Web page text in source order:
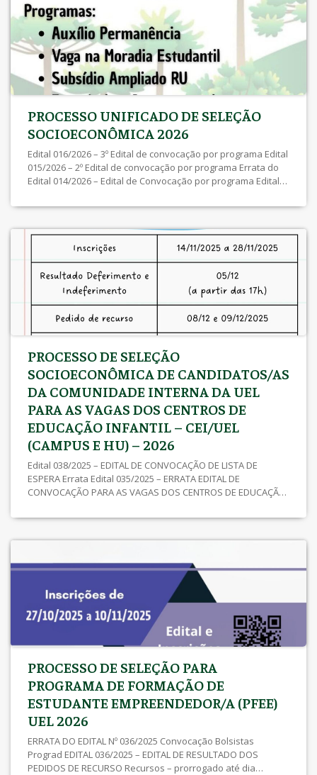
PROCESSO UNIFICADO DE SELEÇÃO
SOCIOECONÔMICA 2026
Edital 016/2026 – 3º Edital de convocação por programa Edital
015/2026 – 2º Edital de convocação por programa Errata do
Edital 014/2026 – Edital de Convocação por programa Edital
013/2026 – Resultado dos Recursos Pedido de Recurso
Deferidas e Indeferidas […]
PROCESSO DE SELEÇÃO
SOCIOECONÔMICA DE CANDIDATOS/AS
DA COMUNIDADE INTERNA DA UEL
PARA AS VAGAS DOS CENTROS DE
EDUCAÇÃO INFANTIL – CEI/UEL
(CAMPUS E HU) – 2026
Edital 038/2025 – EDITAL DE CONVOCAÇÃO DE LISTA DE
ESPERA Errata Edital 035/2025 – ERRATA EDITAL DE
CONVOCAÇÃO PARA AS VAGAS DOS CENTROS DE EDUCAÇÃO
CONVOCAÇÃO PARA AS VAGAS DOS CENTROS DE EDUCAÇÃO
PROCESSO DE SELEÇÃO PARA
PROGRAMA DE FORMAÇÃO DE
ESTUDANTE EMPREENDEDOR/A (PFEE)
UEL 2026
ERRATA DO EDITAL Nº 036/2025 Convocação Bolsistas
Prograd EDITAL 036/2025 – EDITAL DE RESULTADO DOS
PEDIDOS DE RECURSO Recursos – prorrogado até dia